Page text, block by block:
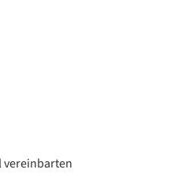
vereinbarten